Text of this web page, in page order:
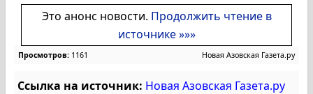
Это анонс новости. Продолжить чтение в
источнике »»»
Просмотров: 1161 Новая Азовская Газета.ру
Ссылка на источник: Новая Азовская Газета.ру